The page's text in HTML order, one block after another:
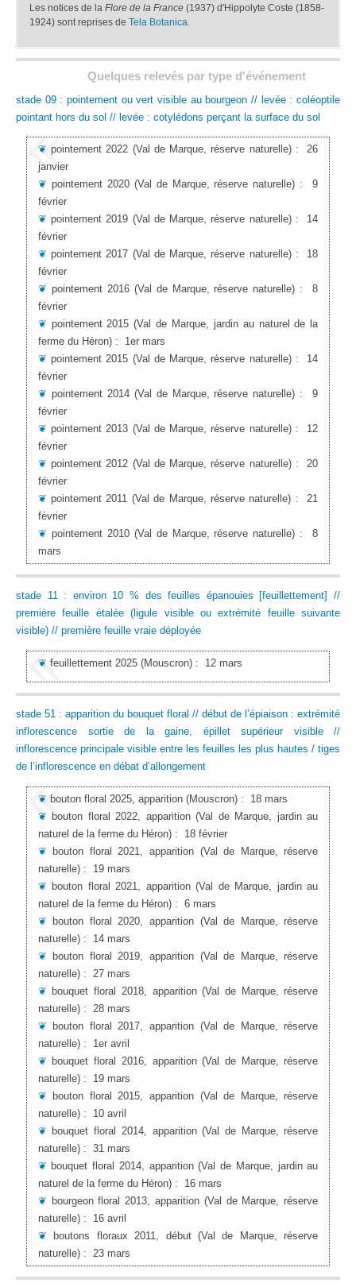
Les notices de laFlore de la France (1937) d'Hippolyte Coste (1858-
1924) sont reprises deTela Botanica
Quelques relevés par type d'événement
stade 09 : pointement ou vert visible au bourgeon // levée : coléoptile
pointant hors du sol // levée : cotylédons perçant la surface du sol
❦ pointement 2022 (Val de Marque, réserve naturelle):26
janvier
❦ pointement 2020 (Val de Marque, réserve naturelle) :9
février
❦ pointement 2019 (Val de Marque, réserve naturelle): 14
février
❦ pointement 2017 (Val de Marque, réserve naturelle): 18
février
❦ pointement 2016 (Val de Marque, réserve naturelle) :8
février
❦ pointement 2015 (Val de Marque, jardin au naturel de la
ferme du Héron): 1er mars
❦ pointement 2015 (Val de Marque, réserve naturelle): 14
février
❦ pointement 2014 (Val de Marque, réserve naturelle) :9
février
❦ pointement 2013 (Val de Marque, réserve naturelle): 12
février
❦ pointement 2012 (Val de Marque, réserve naturelle):20
février
❦pointement 2011 (Val de Marque, réserve naturelle) :21
février
❦ pointement 2010 (Val de Marque, réserve naturelle) :8
mars
stade 11 : environ 10 % des feuilles épanouies [feuillettement] //
première feuille étalée (ligule visible ou extrémité feuille suivante
visible) // première feuille vraie déployée
❦ feuillettement 2025 (Mouscron): 12 mars
stade 51 : apparition du bouquet floral // début de l’épiaison : extrémité
inflorescence sortie de la gaine, épillet supérieur visible //
inflorescence principale visible entre les feuilles les plus hautes / tiges
de l’inflorescence en débat d’allongement
❦ bouton floral 2025, apparition (Mouscron): 18 mars
❦ bouton floral 2022, apparition (Val de Marque, jardin au
naturel de la ferme du Héron): 18 février
❦bouton floral 2021, apparition (Val de Marque, réserve
naturelle): 19 mars
❦bouton floral 2021, apparition (Val de Marque, jardin au
naturel de la ferme du Héron): 6 mars
❦bouton floral 2020, apparition (Val de Marque, réserve
naturelle): 14 mars
❦bouton floral 2019, apparition (Val de Marque, réserve
naturelle): 27 mars
❦bouquet floral 2018, apparition (Val de Marque, réserve
naturelle): 28 mars
❦bouton floral 2017, apparition (Val de Marque, réserve
naturelle): 1er avril
❦bouquet floral 2016, apparition (Val de Marque, réserve
naturelle): 19 mars
❦bouton floral 2015, apparition (Val de Marque, réserve
naturelle): 10 avril
❦bouquet floral 2014, apparition (Val de Marque, réserve
naturelle): 31 mars
❦bouquet floral 2014, apparition (Val de Marque, jardin au
naturel de la ferme du Héron): 16 mars
❦ bourgeon floral 2013, apparition (Val de Marque, réserve
naturelle): 16 avril
❦boutons floraux 2011, début (Val de Marque, réserve
naturelle): 23 mars